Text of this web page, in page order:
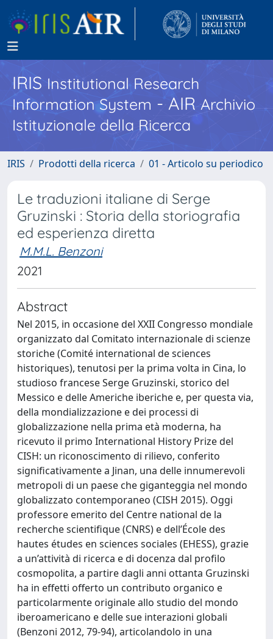
IRISInstitutional Research
Information System - AIR Archivio
Istituzionale della Ricerca
IRIS Prodotti della ricerca 01 - Articolo su periodico
Le traduzioni italiane di Serge
Gruzinski : Storia della storiografia
ed esperienza diretta
M.M.L. Benzoni
2021
Abstract
Nel 2015, in occasione del XXII Congresso mondiale
organizzato dal Comitato internazionale di scienze
storiche (Comité international de sciences
historiques), tenutosi per la prima volta in Cina, lo
studioso francese Serge Gruzinski, storico del
Messico e delle Americhe iberiche e, per questa via,
della mondializzazione e dei processi di
globalizzazione nella prima età moderna, ha
ricevuto il primo International History Prize del
CISH: un riconoscimento di rilievo, conferito
significativamente a Jinan, una delle innumerevoli
metropoli di un paese che giganteggia nel mondo
globalizzato contemporaneo (CISH 2015). Oggi
professore emerito del Centre national de la
recherche scientifique (CNRS) e dell’École des
hautes études en sciences sociales (EHESS), grazie
a un’attività di ricerca e di docenza dal profilo
cosmopolita, a partire dagli anni ottanta Gruzinski
ha in effetti offerto un contributo organico e
particolarmente originale allo studio del mondo
iberoamericano e delle sue interazioni globali
(Benzoni 2012, 79-94), articolandolo in una